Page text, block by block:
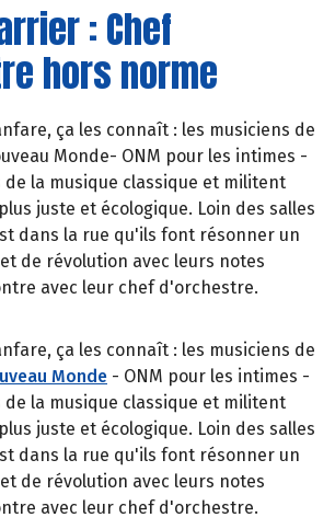
: Chef
hors norme
ça les connaît : les musiciens de
Monde- ONM pour les intimes -
de la musique classique et militent
juste et écologique. Loin des salles
dans la rue qu'ils font résonner un
de révolution avec leurs notes
avec leur chef d'orchestre.
ça les connaît : les musiciens de
Monde - ONM pour les intimes -
de la musique classique et militent
juste et écologique. Loin des salles
dans la rue qu'ils font résonner un
de révolution avec leurs notes
avec leur chef d'orchestre.